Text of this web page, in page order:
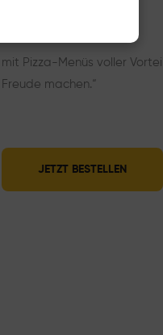
mit Pizza-Menüs voller
Freude machen.“
JETZT BESTELLEN